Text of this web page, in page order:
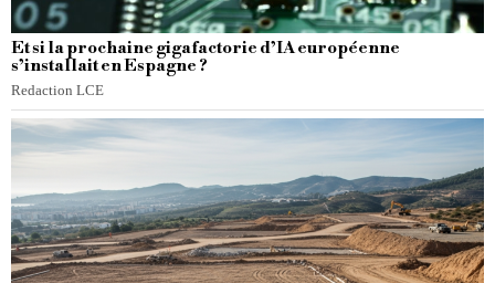
Et si la prochaine gigafactorie d’IA européenne
s’installait en Espagne ?
Redaction LCE